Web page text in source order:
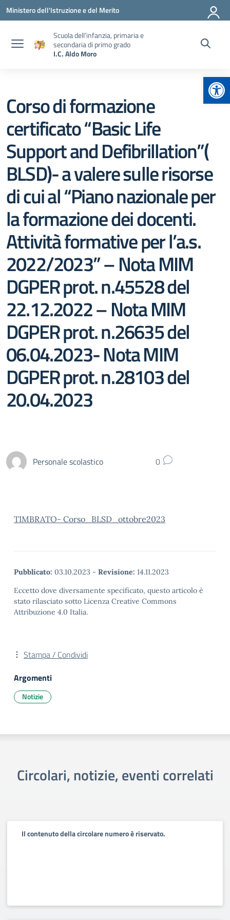
Vai ai contenuti
Vai al menu di navigazione
Vai al footer
Ministero dell'Istruzione e del Merito
Scuola dell’infanzia, primaria e
secondaria di primo grado
I.C. Aldo Moro
Corso di formazione
certificato “Basic Life
Support and Defibrillation”(
BLSD)- a valere sulle risorse
di cui al “Piano nazionale per
la formazione dei docenti.
Attività formative per l’a.s.
2022/2023” – Nota MIM
DGPER prot. n.45528 del
22.12.2022 – Nota MIM
DGPER prot. n.26635 del
06.04.2023- Nota MIM
DGPER prot. n.28103 del
20.04.2023
Personale scolastico 0
TIMBRATO- Corso_BLSD_ottobre2023
Pubblicato: 03.10.2023 - Revisione: 14.11.2023
Eccetto dove diversamente specificato, questo articolo è
stato rilasciato sotto Licenza Creative Commons
Attribuzione 4.0 Italia.
Stampa / Condividi
Argomenti
Notizie
Circolari, notizie, eventi correlati
Il contenuto della circolare numero è riservato.